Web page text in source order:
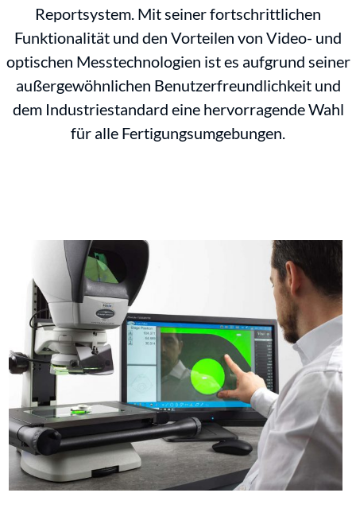
Reportsystem. Mit seiner fortschrittlichen
Funktionalität und den Vorteilen von Video- und
optischen Messtechnologien ist es aufgrund seiner
außergewöhnlichen Benutzerfreundlichkeit und
dem Industriestandard eine hervorragende Wahl
für alle Fertigungsumgebungen.